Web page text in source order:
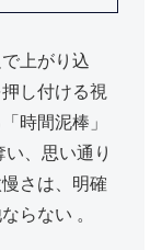
上がり込
し付ける視
時間泥棒」
、思い通り
さは、明確
らない 。